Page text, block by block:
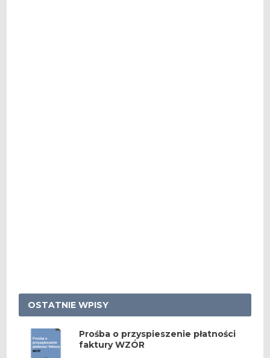
OSTATNIE WPISY
Prośba o przyspieszenie płatności
faktury WZÓR